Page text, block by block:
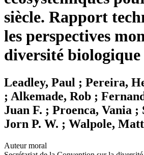
siècle. Rapport
les perspectives
diversité biologique
Leadley, Paul ; Pereira,
; Alkemade, Rob ;
Juan F. ; Proenca, Vania ;
Jorn P. W. ; Walpole,
Auteur moral